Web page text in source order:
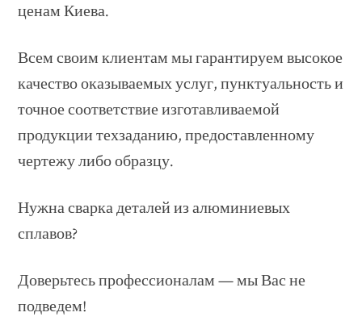
ценам Киева.
Всем своим клиентам мы гарантируем высокое
качество оказываемых услуг, пунктуальность и
точное соответствие изготавливаемой
продукции техзаданию, предоставленному
чертежу либо образцу.
Нужна сварка деталей из алюминиевых
сплавов?
Доверьтесь профессионалам — мы Вас не
подведем!